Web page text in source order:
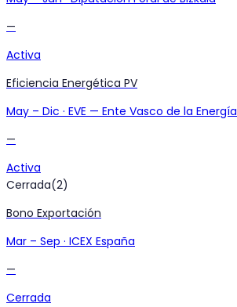
—
Activa
Eficiencia Energética PV
May – Dic · EVE — Ente Vasco de la Energía
—
Activa
Cerrada(2)
Bono Exportación
Mar – Sep · ICEX España
—
Cerrada